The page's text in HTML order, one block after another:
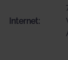
Internet: